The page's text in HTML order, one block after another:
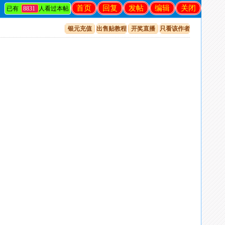
关闭
编辑
发帖
回复
首页
已有 8831 人看过本帖
银元充值 出售贴教程 开奖直播 只看该作者